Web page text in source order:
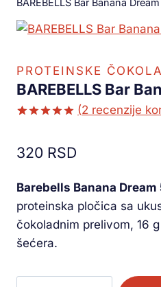
BAREBELLS Bar Banana
PROTEINSKE
BAREBELLS Bar
na osnovu
ocene
(2 recenzije
320 RSD
Barebells Banana Dream
proteinska pločica sa
čokoladnim prelivom, 16
šećera.